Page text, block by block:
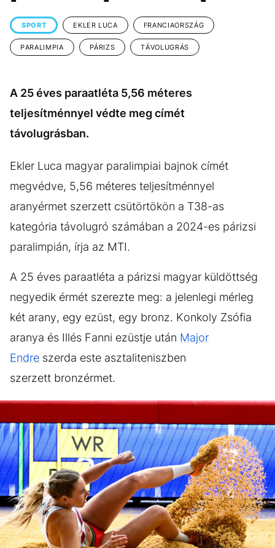
ÉLETMÓD DESIGN
BESZÉLGETÉSEK ARCOK
SPORT EKLER LUCA FRANCIAORSZÁG
PARALIMPIA PÁRIZS TÁVOLUGRÁS
A 25 éves paraatléta 5,56 méteres
teljesítménnyel védte meg címét
távolugrásban.
Ekler Luca magyar paralimpiai bajnok címét
megvédve, 5,56 méteres teljesítménnyel
aranyérmet szerzett csütörtökön a T38-as
kategória távolugró számában a 2024-es párizsi
paralimpián, írja az MTI.
A 25 éves paraatléta a párizsi magyar küldöttség
negyedik érmét szerezte meg: a jelenlegi mérleg
két arany, egy ezüst, egy bronz. Konkoly Zsófia
aranya és Illés Fanni ezüstje után Major
Endre szerda este asztaliteniszben
szerzett bronzérmet.